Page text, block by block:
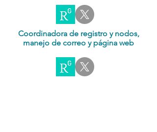
Coordinadora de registro y nodos,
manejo de correo y página web